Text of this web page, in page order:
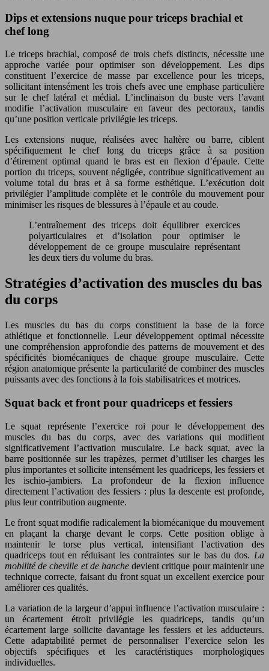
Dips et extensions nuque pour triceps brachial et
chef long
Le triceps brachial, composé de trois chefs distincts, nécessite une
approche variée pour optimiser son développement. Les dips
constituent l’exercice de masse par excellence pour les triceps,
sollicitant intensément les trois chefs avec une emphase particulière
sur le chef latéral et médial. L’inclinaison du buste vers l’avant
modifie l’activation musculaire en faveur des pectoraux, tandis
qu’une position verticale privilégie les triceps.
Les extensions nuque, réalisées avec haltère ou barre, ciblent
spécifiquement le chef long du triceps grâce à sa position
d’étirement optimal quand le bras est en flexion d’épaule. Cette
portion du triceps, souvent négligée, contribue significativement au
volume total du bras et à sa forme esthétique. L’exécution doit
privilégier l’amplitude complète et le contrôle du mouvement pour
minimiser les risques de blessures à l’épaule et au coude.
L’entraînement des triceps doit équilibrer exercices
polyarticulaires et d’isolation pour optimiser le
développement de ce groupe musculaire représentant
les deux tiers du volume du bras.
Stratégies d’activation des muscles du bas
du corps
Les muscles du bas du corps constituent la base de la force
athlétique et fonctionnelle. Leur développement optimal nécessite
une compréhension approfondie des patterns de mouvement et des
spécificités biomécaniques de chaque groupe musculaire. Cette
région anatomique présente la particularité de combiner des muscles
puissants avec des fonctions à la fois stabilisatrices et motrices.
Squat back et front pour quadriceps et fessiers
Le squat représente l’exercice roi pour le développement des
muscles du bas du corps, avec des variations qui modifient
significativement l’activation musculaire. Le back squat, avec la
barre positionnée sur les trapèzes, permet d’utiliser les charges les
plus importantes et sollicite intensément les quadriceps, les fessiers et
les ischio-jambiers. La profondeur de la flexion influence
directement l’activation des fessiers : plus la descente est profonde,
plus leur contribution augmente.
Le front squat modifie radicalement la biomécanique du mouvement
en plaçant la charge devant le corps. Cette position oblige à
maintenir le torse plus vertical, intensifiant l’activation des
quadriceps tout en réduisant les contraintes sur le bas du dos. La
mobilité de cheville et de hanchedevient critique pour maintenir une
technique correcte, faisant du front squat un excellent exercice pour
améliorer ces qualités.
La variation de la largeur d’appui influence l’activation musculaire :
un écartement étroit privilégie les quadriceps, tandis qu’un
écartement large sollicite davantage les fessiers et les adducteurs.
Cette adaptabilité permet de personnaliser l’exercice selon les
objectifs spécifiques et les caractéristiques morphologiques
individuelles.